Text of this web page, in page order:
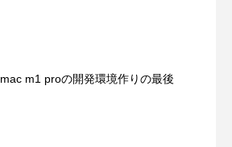
mac m1 proの開発環境作りの最後